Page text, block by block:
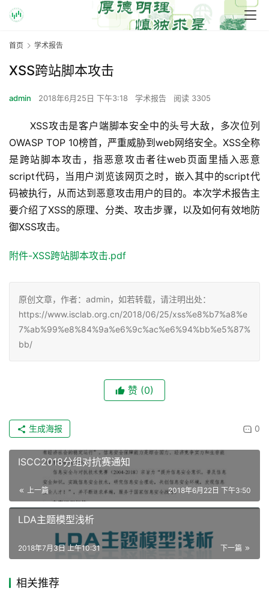
首页 学术报告
XSS跨站脚本攻击
admin 2018年6月25日 下午3:18 学术报告 阅读 3305
XSS攻击是客户端脚本安全中的头号大敌，多次位列
OWASP TOP 10榜首，严重威胁到web网络安全。XSS全称
是跨站脚本攻击，指恶意攻击者往web页面里插入恶意
script代码，当用户浏览该网页之时，嵌入其中的script代
码被执行，从而达到恶意攻击用户的目的。本次学术报告主
要介绍了XSS的原理、分类、攻击步骤，以及如何有效地防
御XSS攻击。
附件-XSS跨站脚本攻击.pdf
原创文章，作者：admin，如若转载，请注明出处：
https://www.isclab.org.cn/2018/06/25/xss%e8%b7%a8%e
7%ab%99%e8%84%9a%e6%9c%ac%e6%94%bb%e5%87%
bb/
赞 (0)
0
生成海报
ISCC2018分组对抗赛通知
上一篇 2018年6月22日 下午3:50
LDA主题模型浅析
下一篇
2018年7月3日 上午10:31
相关推荐